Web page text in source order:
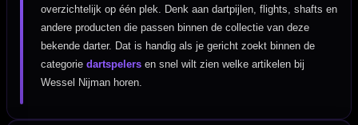
overzichtelijk op één plek. Denk aan dartpijlen, flights, shafts en
andere producten die passen binnen de collectie van deze
bekende darter. Dat is handig als je gericht zoekt binnen de
categoriedartspelers en snel wilt zien welke artikelen bij
Wessel Nijman horen.